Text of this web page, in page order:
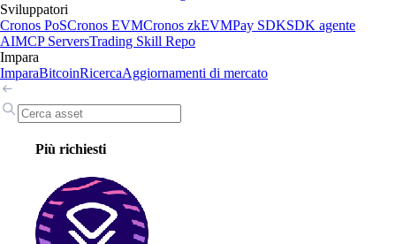
Sviluppatori
Cronos PoSCronos EVMCronos zkEVMPay SDKSDK agente
AIMCP ServersTrading Skill Repo
Impara
ImparaBitcoinRicercaAggiornamenti di mercato
Più richiesti